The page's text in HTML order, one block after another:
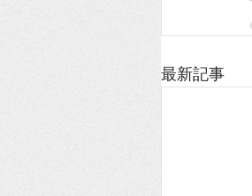
最新記事